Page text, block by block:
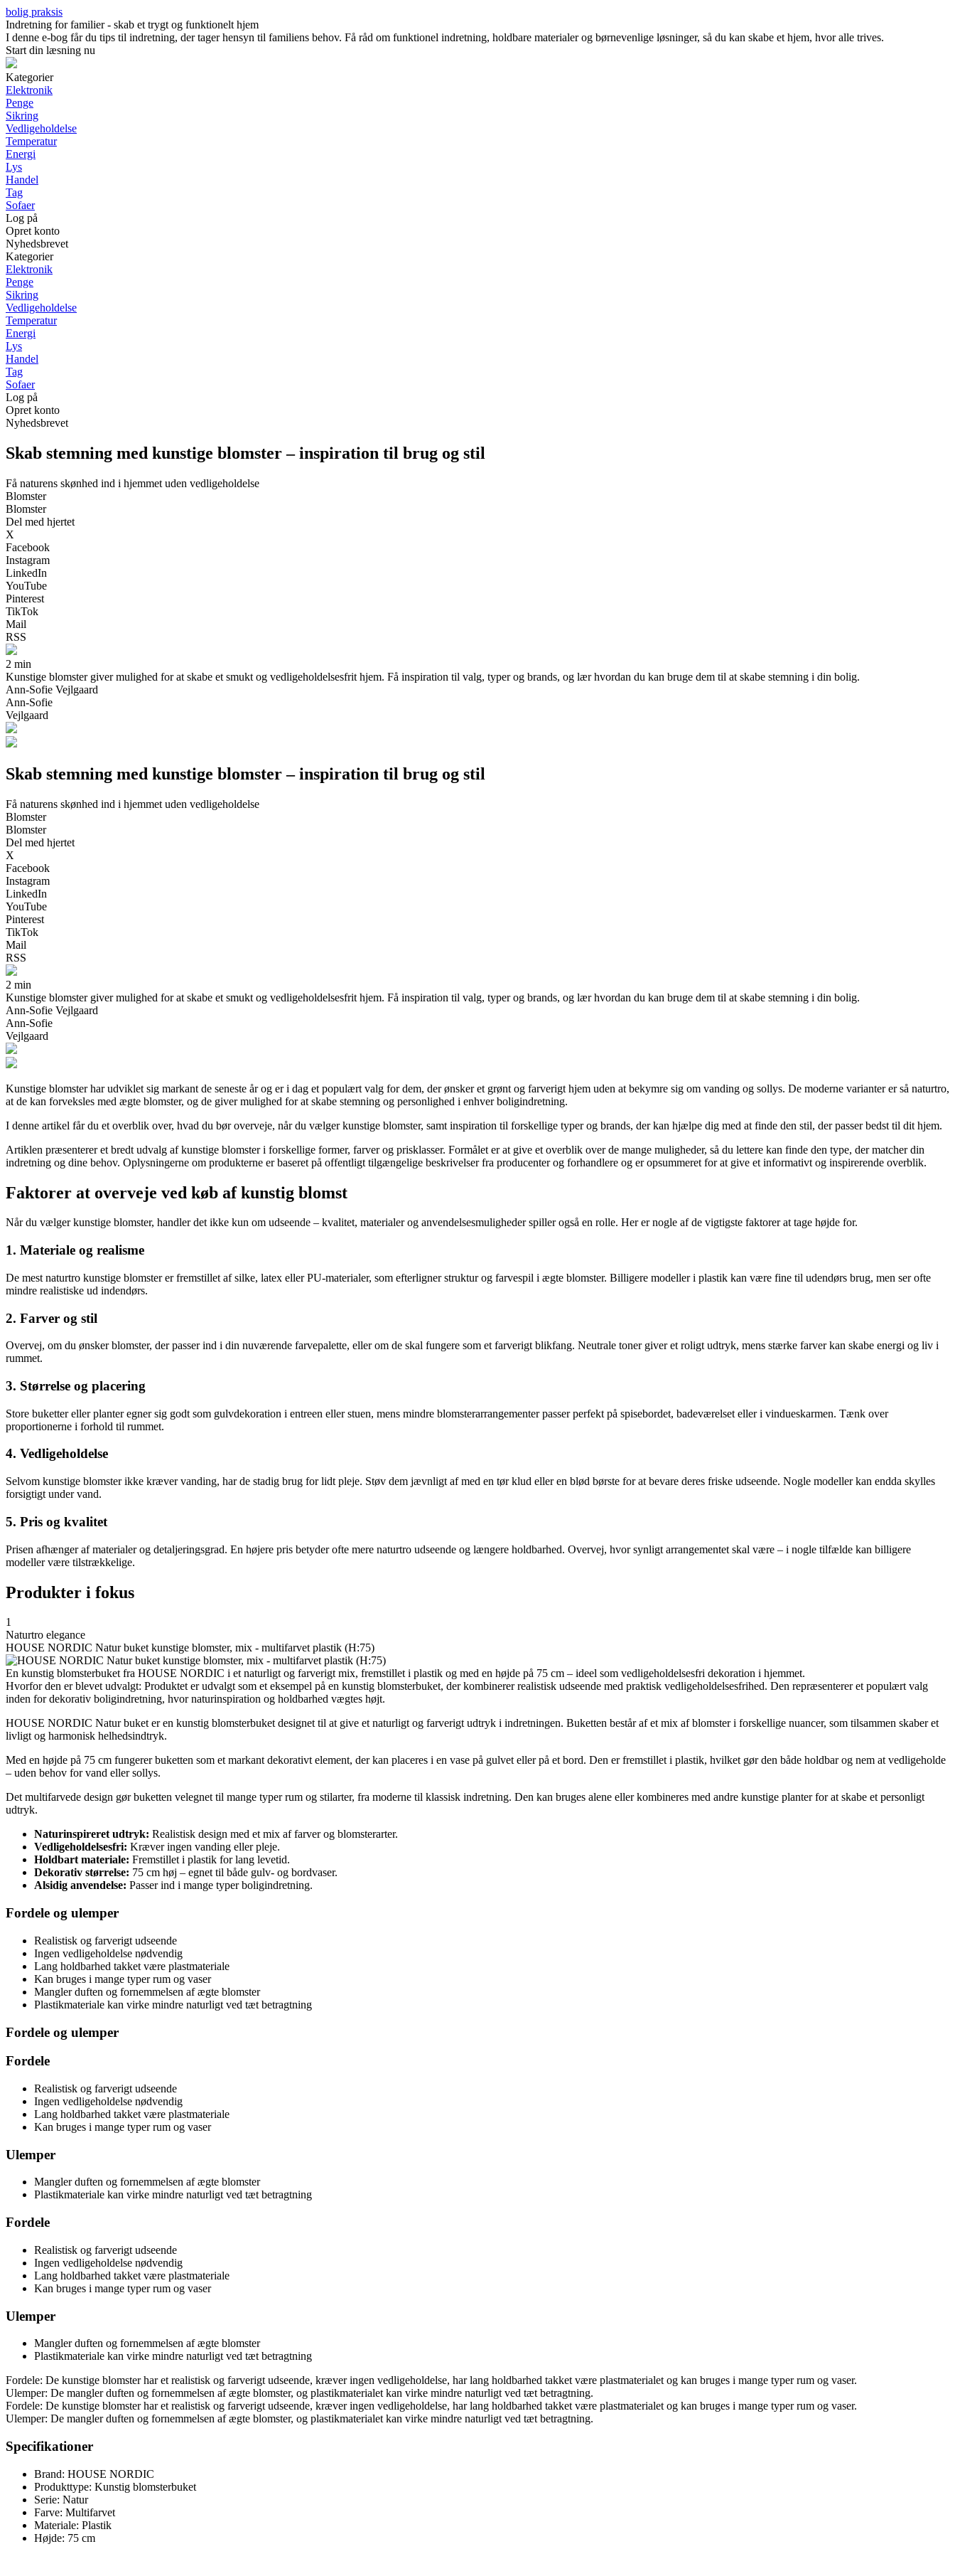
bolig praksis
Indretning for familier - skab et trygt og funktionelt hjem
I denne e-bog får du tips til indretning, der tager hensyn til familiens behov. Få råd om funktionel indretning, holdbare materialer og børnevenlige løsninger, så du kan skabe et hjem, hvor alle trives.
Start din læsning nu
Kategorier
Elektronik
Penge
Sikring
Vedligeholdelse
Temperatur
Energi
Lys
Handel
Tag
Sofaer
Log på
Opret konto
Nyhedsbrevet
Kategorier
Elektronik
Penge
Sikring
Vedligeholdelse
Temperatur
Energi
Lys
Handel
Tag
Sofaer
Log på
Opret konto
Nyhedsbrevet
Skab stemning med kunstige blomster – inspiration til brug og stil
Få naturens skønhed ind i hjemmet uden vedligeholdelse
Blomster
Blomster
Del med hjertet
X
Facebook
Instagram
LinkedIn
YouTube
Pinterest
TikTok
Mail
RSS
2 min
Kunstige blomster giver mulighed for at skabe et smukt og vedligeholdelsesfrit hjem. Få inspiration til valg, typer og brands, og lær hvordan du kan bruge dem til at skabe stemning i din bolig.
Ann-Sofie Vejlgaard
Ann-Sofie
Vejlgaard
Skab stemning med kunstige blomster – inspiration til brug og stil
Få naturens skønhed ind i hjemmet uden vedligeholdelse
Blomster
Blomster
Del med hjertet
X
Facebook
Instagram
LinkedIn
YouTube
Pinterest
TikTok
Mail
RSS
2 min
Kunstige blomster giver mulighed for at skabe et smukt og vedligeholdelsesfrit hjem. Få inspiration til valg, typer og brands, og lær hvordan du kan bruge dem til at skabe stemning i din bolig.
Ann-Sofie Vejlgaard
Ann-Sofie
Vejlgaard
Kunstige blomster har udviklet sig markant de seneste år og er i dag et populært valg for dem, der ønsker et grønt og farverigt hjem uden at bekymre sig om vanding og sollys. De moderne varianter er så naturtro,
at de kan forveksles med ægte blomster, og de giver mulighed for at skabe stemning og personlighed i enhver boligindretning.
I denne artikel får du et overblik over, hvad du bør overveje, når du vælger kunstige blomster, samt inspiration til forskellige typer og brands, der kan hjælpe dig med at finde den stil, der passer bedst til dit hjem.
Artiklen præsenterer et bredt udvalg af kunstige blomster i forskellige former, farver og prisklasser. Formålet er at give et overblik over de mange muligheder, så du lettere kan finde den type, der matcher din
indretning og dine behov. Oplysningerne om produkterne er baseret på offentligt tilgængelige beskrivelser fra producenter og forhandlere og er opsummeret for at give et informativt og inspirerende overblik.
Faktorer at overveje ved køb af kunstig blomst
Når du vælger kunstige blomster, handler det ikke kun om udseende – kvalitet, materialer og anvendelsesmuligheder spiller også en rolle. Her er nogle af de vigtigste faktorer at tage højde for.
1. Materiale og realisme
De mest naturtro kunstige blomster er fremstillet af silke, latex eller PU-materialer, som efterligner struktur og farvespil i ægte blomster. Billigere modeller i plastik kan være fine til udendørs brug, men ser ofte
mindre realistiske ud indendørs.
2. Farver og stil
Overvej, om du ønsker blomster, der passer ind i din nuværende farvepalette, eller om de skal fungere som et farverigt blikfang. Neutrale toner giver et roligt udtryk, mens stærke farver kan skabe energi og liv i
rummet.
3. Størrelse og placering
Store buketter eller planter egner sig godt som gulvdekoration i entreen eller stuen, mens mindre blomsterarrangementer passer perfekt på spisebordet, badeværelset eller i vindueskarmen. Tænk over
proportionerne i forhold til rummet.
4. Vedligeholdelse
Selvom kunstige blomster ikke kræver vanding, har de stadig brug for lidt pleje. Støv dem jævnligt af med en tør klud eller en blød børste for at bevare deres friske udseende. Nogle modeller kan endda skylles
forsigtigt under vand.
5. Pris og kvalitet
Prisen afhænger af materialer og detaljeringsgrad. En højere pris betyder ofte mere naturtro udseende og længere holdbarhed. Overvej, hvor synligt arrangementet skal være – i nogle tilfælde kan billigere
modeller være tilstrækkelige.
Produkter i fokus
1
Naturtro elegance
HOUSE NORDIC Natur buket kunstige blomster, mix - multifarvet plastik (H:75)
En kunstig blomsterbuket fra HOUSE NORDIC i et naturligt og farverigt mix, fremstillet i plastik og med en højde på 75 cm – ideel som vedligeholdelsesfri dekoration i hjemmet.
Hvorfor den er blevet udvalgt: Produktet er udvalgt som et eksempel på en kunstig blomsterbuket, der kombinerer realistisk udseende med praktisk vedligeholdelsesfrihed. Den repræsenterer et populært valg
inden for dekorativ boligindretning, hvor naturinspiration og holdbarhed vægtes højt.
HOUSE NORDIC Natur buket er en kunstig blomsterbuket designet til at give et naturligt og farverigt udtryk i indretningen. Buketten består af et mix af blomster i forskellige nuancer, som tilsammen skaber et
livligt og harmonisk helhedsindtryk.
Med en højde på 75 cm fungerer buketten som et markant dekorativt element, der kan placeres i en vase på gulvet eller på et bord. Den er fremstillet i plastik, hvilket gør den både holdbar og nem at vedligeholde
– uden behov for vand eller sollys.
Det multifarvede design gør buketten velegnet til mange typer rum og stilarter, fra moderne til klassisk indretning. Den kan bruges alene eller kombineres med andre kunstige planter for at skabe et personligt
udtryk.
Naturinspireret udtryk: Realistisk design med et mix af farver og blomsterarter.
Vedligeholdelsesfri: Kræver ingen vanding eller pleje.
Holdbart materiale: Fremstillet i plastik for lang levetid.
Dekorativ størrelse: 75 cm høj – egnet til både gulv- og bordvaser.
Alsidig anvendelse: Passer ind i mange typer boligindretning.
Fordele og ulemper
Realistisk og farverigt udseende
Ingen vedligeholdelse nødvendig
Lang holdbarhed takket være plastmateriale
Kan bruges i mange typer rum og vaser
Mangler duften og fornemmelsen af ægte blomster
Plastikmateriale kan virke mindre naturligt ved tæt betragtning
Fordele og ulemper
Fordele
Realistisk og farverigt udseende
Ingen vedligeholdelse nødvendig
Lang holdbarhed takket være plastmateriale
Kan bruges i mange typer rum og vaser
Ulemper
Mangler duften og fornemmelsen af ægte blomster
Plastikmateriale kan virke mindre naturligt ved tæt betragtning
Fordele
Realistisk og farverigt udseende
Ingen vedligeholdelse nødvendig
Lang holdbarhed takket være plastmateriale
Kan bruges i mange typer rum og vaser
Ulemper
Mangler duften og fornemmelsen af ægte blomster
Plastikmateriale kan virke mindre naturligt ved tæt betragtning
Fordele: De kunstige blomster har et realistisk og farverigt udseende, kræver ingen vedligeholdelse, har lang holdbarhed takket være plastmaterialet og kan bruges i mange typer rum og vaser.
Ulemper: De mangler duften og fornemmelsen af ægte blomster, og plastikmaterialet kan virke mindre naturligt ved tæt betragtning.
Fordele: De kunstige blomster har et realistisk og farverigt udseende, kræver ingen vedligeholdelse, har lang holdbarhed takket være plastmaterialet og kan bruges i mange typer rum og vaser.
Ulemper: De mangler duften og fornemmelsen af ægte blomster, og plastikmaterialet kan virke mindre naturligt ved tæt betragtning.
Specifikationer
Brand: HOUSE NORDIC
Produkttype: Kunstig blomsterbuket
Serie: Natur
Farve: Multifarvet
Materiale: Plastik
Højde: 75 cm